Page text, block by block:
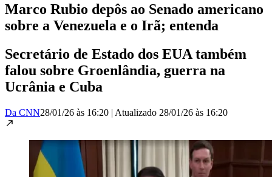
Marco Rubio depôs ao Senado americano
sobre a Venezuela e o Irã; entenda
Secretário de Estado dos EUA também
falou sobre Groenlândia, guerra na
Ucrânia e Cuba
Da CNN28/01/26 às 16:20 | Atualizado 28/01/26 às 16:20